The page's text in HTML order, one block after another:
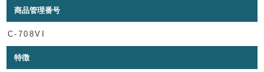
商品管理番号
C-708VI
特徴